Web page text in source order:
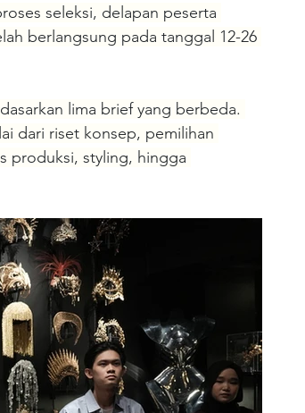
seleksi, delapan peserta
berlangsung pada tanggal 12-26
lima brief yang berbeda.
dari riset konsep, pemilihan
produksi, styling, hingga